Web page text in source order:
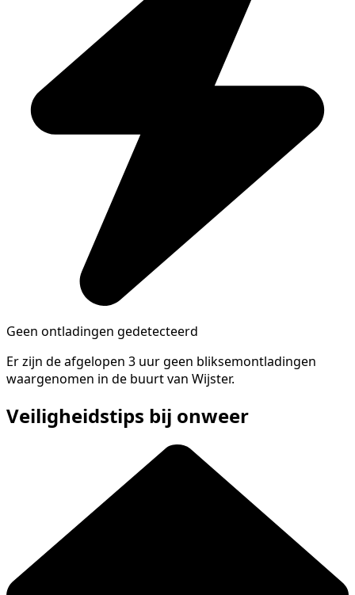
Geen ontladingen gedetecteerd
Er zijn de afgelopen 3 uur geen bliksemontladingen
waargenomen in de buurt van Wijster.
Veiligheidstips bij onweer